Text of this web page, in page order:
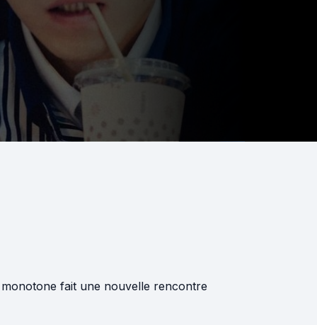
fait une nouvelle rencontre